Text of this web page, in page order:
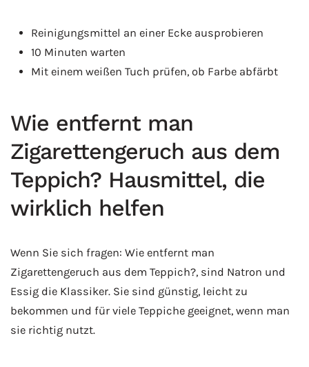
Reinigungsmittel an einer Ecke ausprobieren
10 Minuten warten
Mit einem weißen Tuch prüfen, ob Farbe abfärbt
Wie entfernt man
Zigarettengeruch aus dem
Teppich? Hausmittel, die
wirklich helfen
Wenn Sie sich fragen: Wie entfernt man
Zigarettengeruch aus dem Teppich?, sind Natron und
Essig die Klassiker. Sie sind günstig, leicht zu
bekommen und für viele Teppiche geeignet, wenn man
sie richtig nutzt.